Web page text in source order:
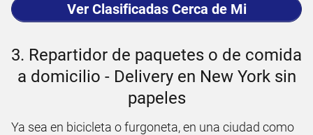
Ver Clasificadas Cerca de Mi
3. Repartidor de paquetes o de comida
a domicilio - Delivery en New York sin
papeles
Ya sea en bicicleta o furgoneta, en una ciudad como